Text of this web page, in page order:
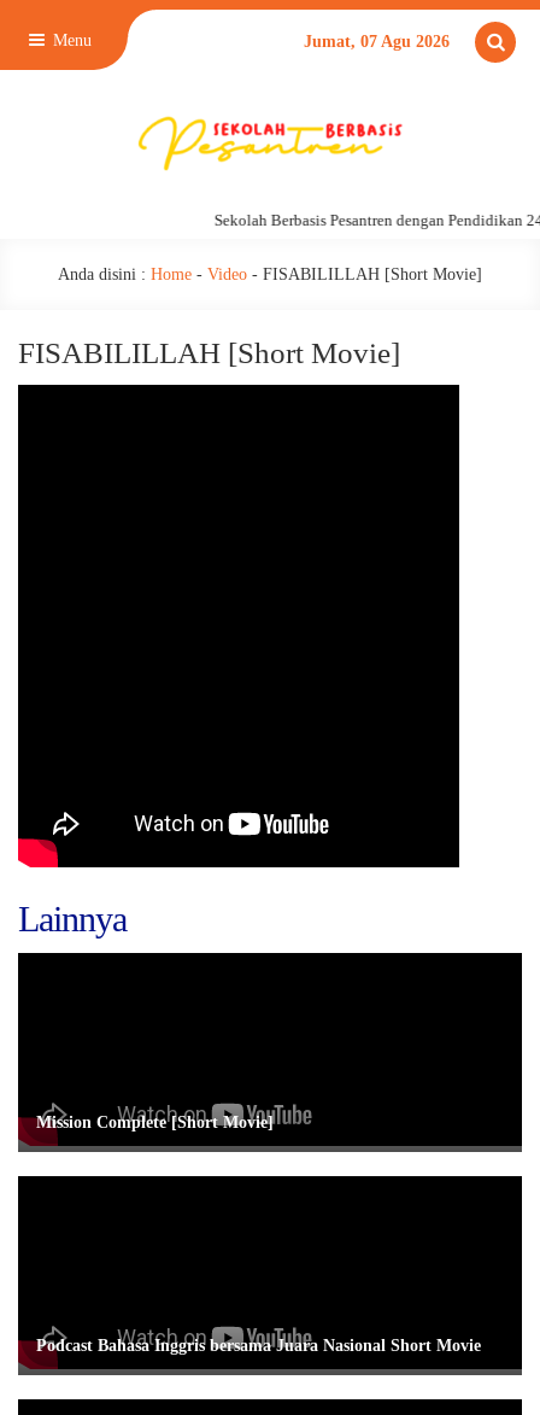
Menu Jumat, 07 Agu 2026
Sekolah Berbasis Pesantren dengan Pendidikan
Anda disini : Home - Video - FISABILILLAH [Short Movie]
FISABILILLAH [Short Movie]
Lainnya
Mission Complete [Short Movie]
Podcast Bahasa Inggris bersama Juara Nasional Short Movie